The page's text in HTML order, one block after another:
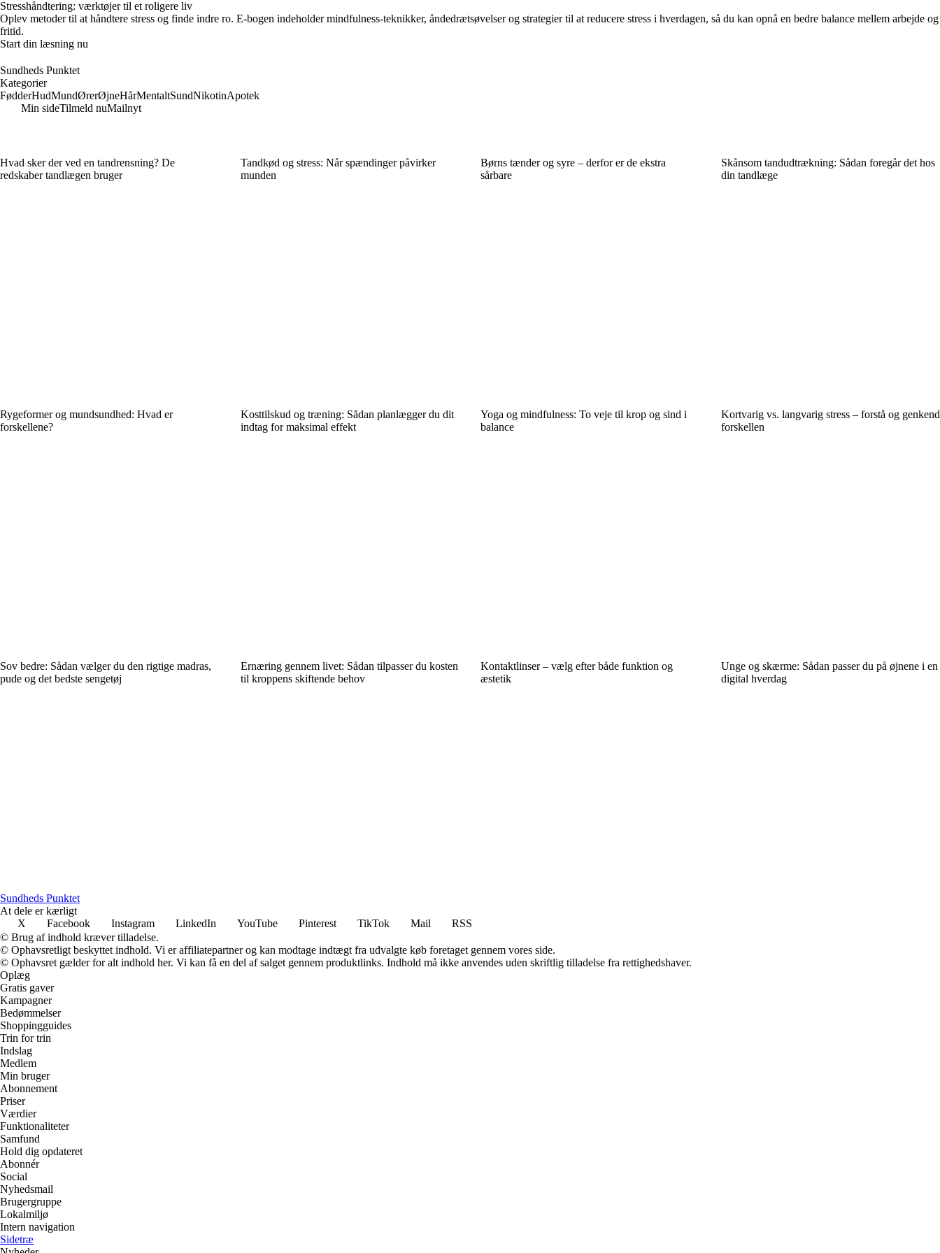
Stresshåndtering: værktøjer til et roligere liv
Oplev metoder til at håndtere stress og finde indre ro. E-bogen indeholder mindfulness-teknikker, åndedrætsøvelser og strategier til at reducere stress i hverdagen, så du kan opnå en bedre balance mellem arbejde og
fritid.
Start din læsning nu
Sundheds Punktet
Kategorier
FødderHudMundØrerØjneHårMentaltSundNikotinApotek
Min sideTilmeld nuMailnyt
Hvad sker der ved en tandrensning? De
redskaber tandlægen bruger
Tandkød og stress: Når spændinger påvirker
munden
Børns tænder og syre – derfor er de ekstra
sårbare
Skånsom tandudtrækning: Sådan foregår det hos
din tandlæge
Rygeformer og mundsundhed: Hvad er
forskellene?
Kosttilskud og træning: Sådan planlægger du dit
indtag for maksimal effekt
Yoga og mindfulness: To veje til krop og sind i
balance
Kortvarig vs. langvarig stress – forstå og genkend
forskellen
Sov bedre: Sådan vælger du den rigtige madras,
pude og det bedste sengetøj
Ernæring gennem livet: Sådan tilpasser du kosten
til kroppens skiftende behov
Kontaktlinser – vælg efter både funktion og
æstetik
Unge og skærme: Sådan passer du på øjnene i en
digital hverdag
Sundheds Punktet
At dele er kærligt
X
Facebook Instagram LinkedIn YouTube Pinterest TikTok Mail
RSS
© Brug af indhold kræver tilladelse.
© Ophavsretligt beskyttet indhold. Vi er affiliatepartner og kan modtage indtægt fra udvalgte køb foretaget gennem vores side.
© Ophavsret gælder for alt indhold her. Vi kan få en del af salget gennem produktlinks. Indhold må ikke anvendes uden skriftlig tilladelse fra rettighedshaver.
Oplæg
Gratis gaver
Kampagner
Bedømmelser
Shoppingguides
Trin for trin
Indslag
Medlem
Min bruger
Abonnement
Priser
Værdier
Funktionaliteter
Samfund
Hold dig opdateret
Abonnér
Social
Nyhedsmail
Brugergruppe
Lokalmiljø
Intern navigation
Sidetræ